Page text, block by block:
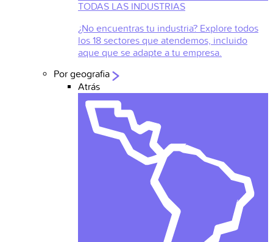
TODAS LAS INDUSTRIAS
¿No encuentras tu industria? Explore todos
los 18 sectores que atendemos, incluido
aque que se adapte a tu empresa.
Por geografia
Atrás